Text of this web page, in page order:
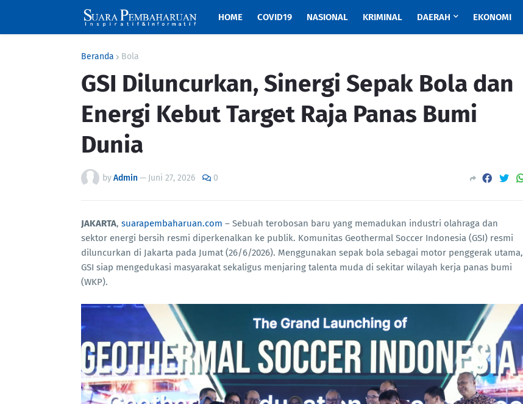
HOME COVID19 NASIONAL KRIMINAL DAERAH EKONOMI
Beranda Bola
GSI Diluncurkan, Sinergi Sepak Bola dan
Energi Kebut Target Raja Panas Bumi
Dunia
byAdmin— Juni 27, 2026 0
JAKARTA, suarapembaharuan.com – Sebuah terobosan baru yang memadukan industri olahraga dan
sektor energi bersih resmi diperkenalkan ke publik. Komunitas Geothermal Soccer Indonesia (GSI) resmi
diluncurkan di Jakarta pada Jumat (26/6/2026). Menggunakan sepak bola sebagai motor penggerak utama,
GSI siap mengedukasi masyarakat sekaligus menjaring talenta muda di sekitar wilayah kerja panas bumi
(WKP).